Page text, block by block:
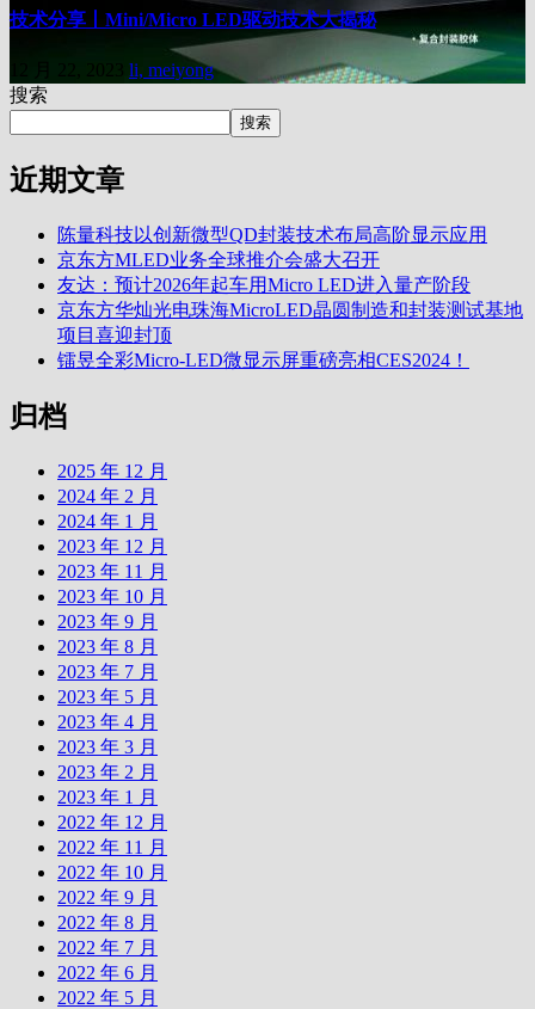
技术分享丨Mini/Micro LED驱动技术大揭秘
12 月 22, 2023 li, meiyong
搜索
搜索
近期文章
陈量科技以创新微型QD封装技术布局高阶显示应用
京东方MLED业务全球推介会盛大召开
友达：预计2026年起车用Micro LED进入量产阶段
京东方华灿光电珠海MicroLED晶圆制造和封装测试基地
项目喜迎封顶
镭昱全彩Micro-LED微显示屏重磅亮相CES2024！
归档
2025 年 12 月
2024 年 2 月
2024 年 1 月
2023 年 12 月
2023 年 11 月
2023 年 10 月
2023 年 9 月
2023 年 8 月
2023 年 7 月
2023 年 5 月
2023 年 4 月
2023 年 3 月
2023 年 2 月
2023 年 1 月
2022 年 12 月
2022 年 11 月
2022 年 10 月
2022 年 9 月
2022 年 8 月
2022 年 7 月
2022 年 6 月
2022 年 5 月